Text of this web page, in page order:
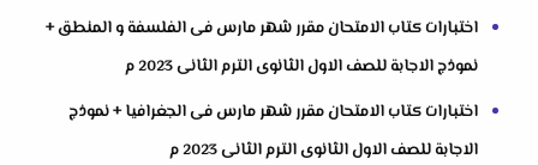
اختبارات كتاب الامتحان مقرر شهر مارس فى الفلسفة و المنطق +
نموذج الاجابة للصف الاول الثانوى الترم الثانى 2023 م
اختبارات كتاب الامتحان مقرر شهر مارس فى الجغرافيا + نموذج
الاجابة للصف الاول الثانوى الترم الثانى 2023 م